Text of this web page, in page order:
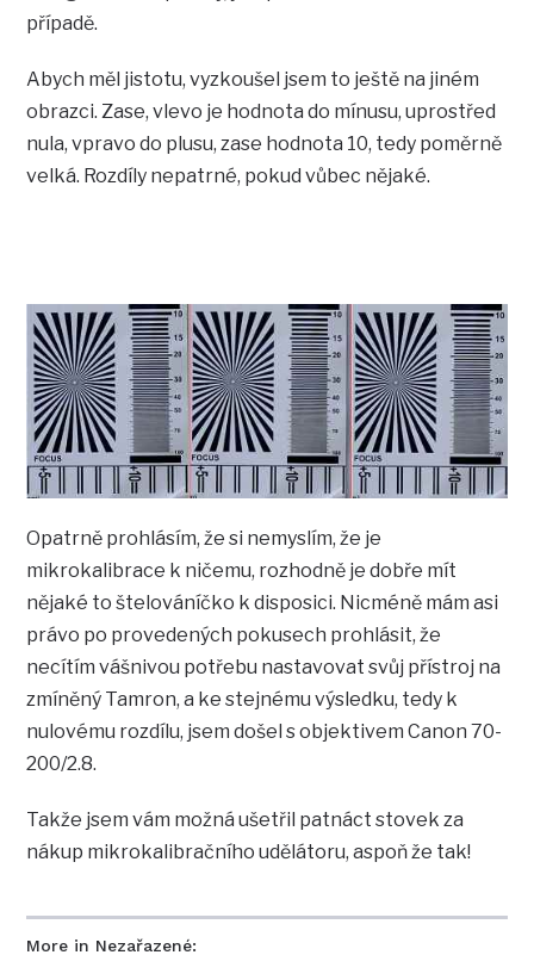
More in Nezařazené:
případě.
Abych měl jistotu, vyzkoušel jsem to ještě na jiném
obrazci. Zase, vlevo je hodnota do mínusu, uprostřed
nula, vpravo do plusu, zase hodnota 10, tedy poměrně
velká. Rozdíly nepatrné, pokud vůbec nějaké.
Opatrně prohlásím, že si nemyslím, že je
mikrokalibrace k ničemu, rozhodně je dobře mít
nějaké to štelováníčko k disposici. Nicméně mám asi
právo po provedených pokusech prohlásit, že
necítím vášnivou potřebu nastavovat svůj přístroj na
zmíněný Tamron, a ke stejnému výsledku, tedy k
nulovému rozdílu, jsem došel s objektivem Canon 70-
200/2.8.
Takže jsem vám možná ušetřil patnáct stovek za
nákup mikrokalibračního udělátoru, aspoň že tak!